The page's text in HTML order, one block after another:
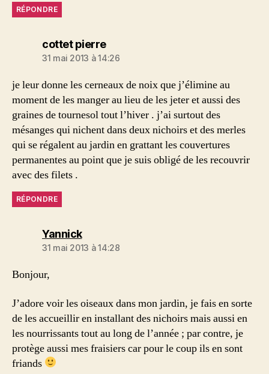
RÉPONDRE
cottet pierredit :
31 mai 2013 à 14:26
je leur donne les cerneaux de noix que j’élimine au
moment de les manger au lieu de les jeter et aussi des
graines de tournesol tout l’hiver . j’ai surtout des
mésanges qui nichent dans deux nichoirs et des merles
qui se régalent au jardin en grattant les couvertures
permanentes au point que je suis obligé de les recouvrir
avec des filets .
RÉPONDRE
Yannickdit :
31 mai 2013 à 14:28
Bonjour,
J’adore voir les oiseaux dans mon jardin, je fais en sorte
de les accueillir en installant des nichoirs mais aussi en
les nourrissants tout au long de l’année ; par contre, je
protège aussi mes fraisiers car pour le coup ils en sont
friands